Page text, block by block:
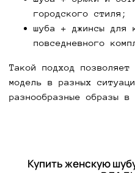
городского стиля;
шуба + джинсы для
повседневного
Такой подход позволяет
модель в разных
разнообразные образы в
Купить женскую